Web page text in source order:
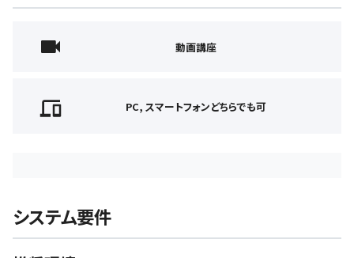
動画講座
PC, スマートフォンどちらでも可
システム要件